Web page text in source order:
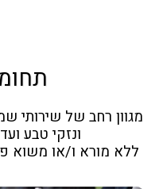
ללא מורא ו/או משוא